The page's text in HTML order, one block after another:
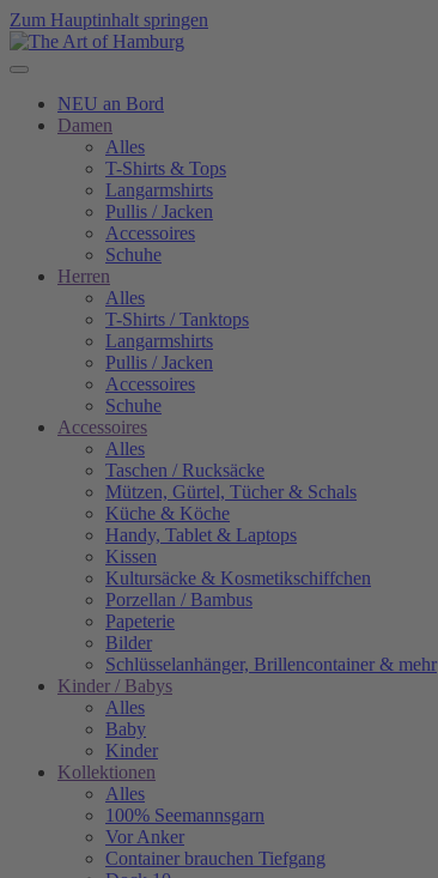
Zum Hauptinhalt springen
NEU an Bord
Damen
Alles
T-Shirts & Tops
Langarmshirts
Pullis / Jacken
Accessoires
Schuhe
Herren
Alles
T-Shirts / Tanktops
Langarmshirts
Pullis / Jacken
Accessoires
Schuhe
Accessoires
Alles
Taschen / Rucksäcke
Mützen, Gürtel, Tücher & Schals
Küche & Köche
Handy, Tablet & Laptops
Kissen
Kultursäcke & Kosmetikschiffchen
Porzellan / Bambus
Papeterie
Bilder
Schlüsselanhänger, Brillencontainer & mehr
Kinder / Babys
Alles
Baby
Kinder
Kollektionen
Alles
100% Seemannsgarn
Vor Anker
Container brauchen Tiefgang